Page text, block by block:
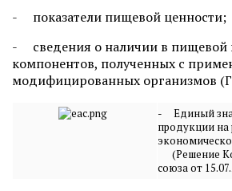
- показатели пищевой ценности;
- сведения о наличии в пищевой
компонентов, полученных с
модифицированных организмов
- Единый
продукции на
(Решение
союза от